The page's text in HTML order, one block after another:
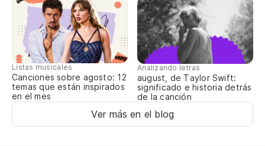
Listas musicales
Canciones sobre agosto: 12
temas que están inspirados
en el mes
Analizando letras
august, de Taylor Swift:
significado e historia detrás
de la canción
Ver más en el blog